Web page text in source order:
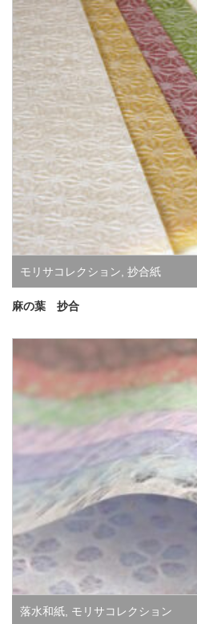
モリサコレクション, 抄合紙
麻の葉 抄合
落水和紙 モリサコレクション